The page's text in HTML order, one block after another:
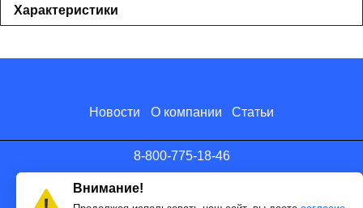
Характеристики
Новости О компании Статьи
8-800-775-18-46
info@antenna.ru
Внимание!